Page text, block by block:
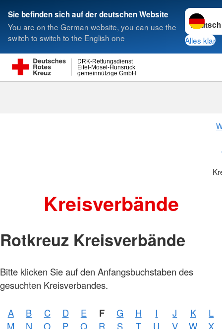
Sie befinden sich auf der deutschen Website
You are on the German website, you can use the
switch to switch to the English one
Sprache
Alles klar
gemeinnützige GmbH
Eifel-Mosel-Hunsrück
DRK-Rettungsdienst
Suche
Kreisverbände
Rotkreuz Kreisverbände
Bitte klicken Sie auf den Anfangsbuchstaben des
gesuchten Kreisverbandes.
A B C D E F G H I J K
L
M
N O P Q R S T U V W
X